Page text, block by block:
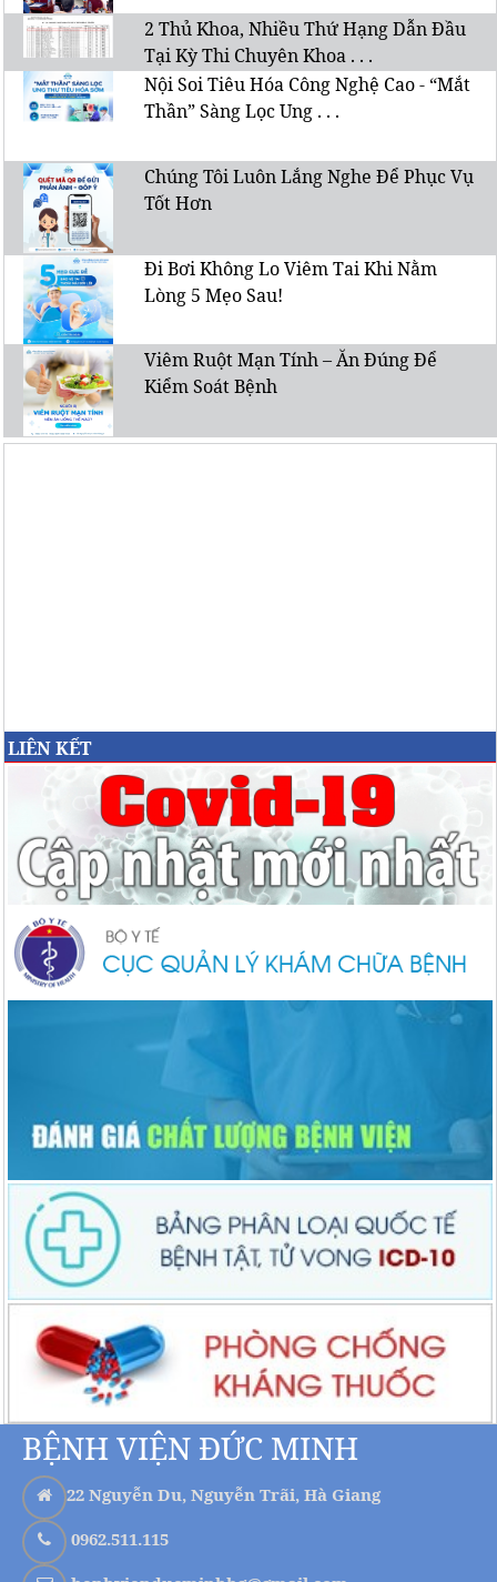
2 Thủ Khoa, Nhiều Thứ Hạng Dẫn Đầu
Tại Kỳ Thi Chuyên Khoa . . .
Nội Soi Tiêu Hóa Công Nghệ Cao - “Mắt
Thần” Sàng Lọc Ung . . .
Chúng Tôi Luôn Lắng Nghe Để Phục Vụ
Tốt Hơn
Đi Bơi Không Lo Viêm Tai Khi Nằm
Lòng 5 Mẹo Sau!
Viêm Ruột Mạn Tính – Ăn Đúng Để
Kiểm Soát Bệnh
LIÊN KẾT
BỆNH VIỆN ĐỨC MINH
22 Nguyễn Du, Nguyễn Trãi, Hà Giang
0962.511.115